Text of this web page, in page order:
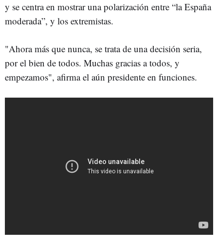
y se centra en mostrar una polarización entre “la España
moderada”, y los extremistas.
"Ahora más que nunca, se trata de una decisión seria,
por el bien de todos. Muchas gracias a todos, y
empezamos", afirma el aún presidente en funciones.